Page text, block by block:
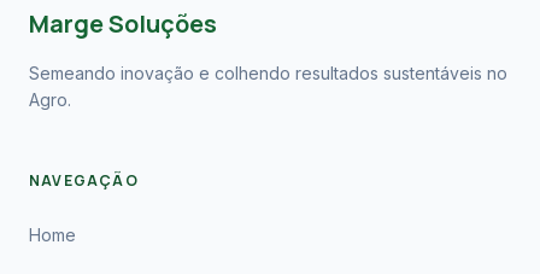
Marge Soluções
Semeando inovação e colhendo resultados sustentáveis no
Agro.
NAVEGAÇÃO
Home